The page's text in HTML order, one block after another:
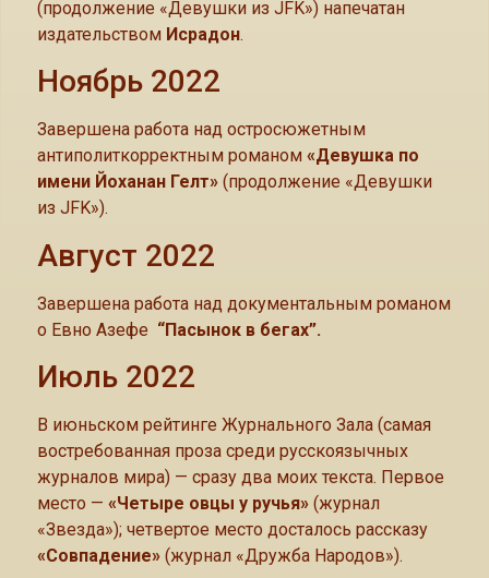
(продолжение «Девушки из JFK») напечатан
издательством Исрадон.
Ноябрь 2022
Завершена работа над остросюжетным
антиполиткорректным романом «Девушка по
имени Йоханан Гелт» (продолжение «Девушки
из JFK»).
Август 2022
Завершена работа над документальным романом
о Евно Азефе “Пасынок в бегах”.
Июль 2022
В июньском рейтинге Журнального Зала (самая
востребованная проза среди русскоязычных
журналов мира) — сразу два моих текста. Первое
место — «Четыре овцы у ручья» (журнал
«Звезда»); четвертое место досталось рассказу
«Совпадение» (журнал «Дружба Народов»).